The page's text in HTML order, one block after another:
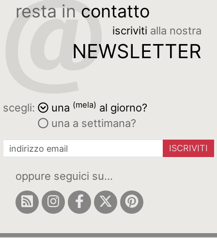
resta in contatto
iscriviti alla nostra
NEWSLETTER
scegli: una (mela) al giorno?
una a settimana?
ISCRIVITI
oppure seguici su...